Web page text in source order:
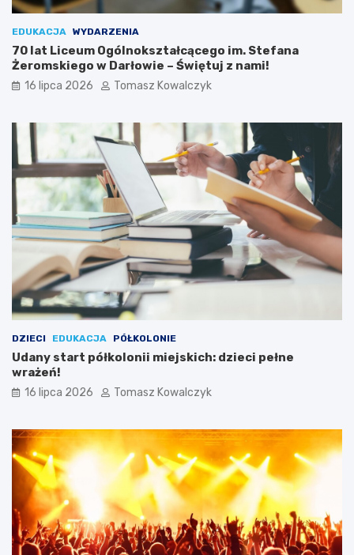
EDUKACJA WYDARZENIA
70 lat Liceum Ogólnokształcącego im. Stefana
Żeromskiego w Darłowie – Świętuj z nami!
16 lipca 2026 Tomasz Kowalczyk
DZIECI EDUKACJA PÓŁKOLONIE
Udany start półkolonii miejskich: dzieci pełne
wrażeń!
16 lipca 2026 Tomasz Kowalczyk